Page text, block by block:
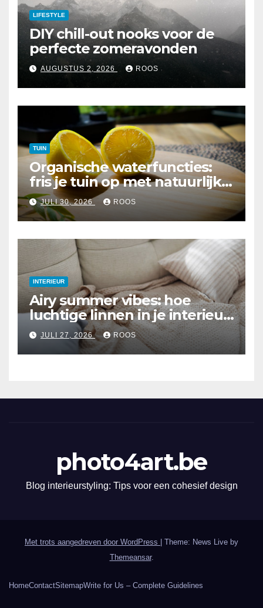
LIFESTYLE
DIY chill-out nooks voor de
perfecte zomeravonden
AUGUSTUS 2, 2026 ROOS
TUIN
Organische waterfuncties:
fris je tuin op met natuurlijke
elementen
JULI 30, 2026 ROOS
INTERIEUR
Airy summer vibes: hoe
luchtige linnen in je interieur
te integreren
JULI 27, 2026 ROOS
photo4art.be
Blog interieurstyling: Tips voor een cohesief design
Met trots aangedreven door WordPress
Theme: News Live by
Themeansar.
HomeContactSitemapWrite for Us – Complete Guidelines